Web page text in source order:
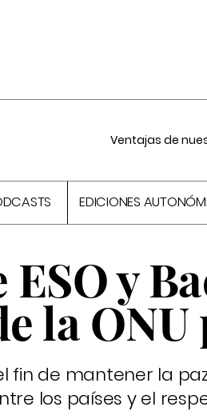
Ventajas de
EDICIONES
y
la
fin de mantener la
los países y el